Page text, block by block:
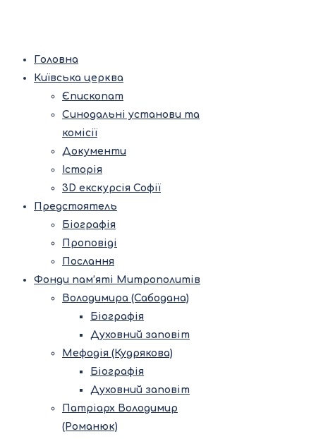
Головна
Київська церква
Єпископат
Синодальні установи та
комісії
Документи
Історія
3D екскурсія Софії
Предстоятель
Біографія
Проповіді
Послання
Фонди пам’яті Митрополитів
Володимира (Сабодана)
Біографія
Духовний заповіт
Мефодія (Кудрякова)
Біографія
Духовний заповіт
Патріарх Володимир
(Романюк)